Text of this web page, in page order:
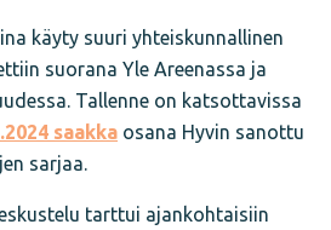
käyty suuri yhteiskunnallinen
suorana Yle Areenassa ja
Tallenne on katsottavissa
saakka osana Hyvin sanottu
sarjaa.
tarttui ajankohtaisiin